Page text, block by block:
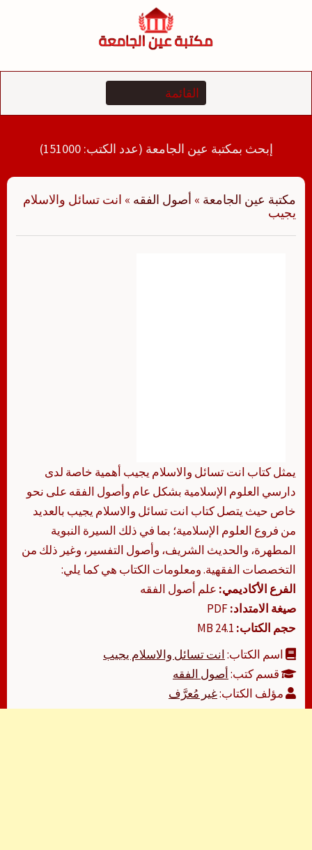
إبحث بمكتبة عين الجامعة (عدد الكتب: 151000)
مكتبة عين الجامعة » أصول الفقه » انت تسائل والاسلام
يجيب
يمثل كتاب انت تسائل والاسلام يجيب أهمية خاصة لدى
دارسي العلوم الإسلامية بشكل عام وأصول الفقه على نحو
خاص حيث يتصل كتاب انت تسائل والاسلام يجيب بالعديد
من فروع العلوم الإسلامية؛ بما في ذلك السيرة النبوية
المطهرة، والحديث الشريف، وأصول التفسير، وغير ذلك من
التخصصات الفقهية. ومعلومات الكتاب هي كما يلي:
الفرع الأكاديمي: علم أصول الفقه
صيغة الامتداد:
حجم الكتاب:
اسم الكتاب:انت تسائل والاسلام يجيب
قسم كتب:أصول الفقه
مؤلف الكتاب:غير مُعرَّف